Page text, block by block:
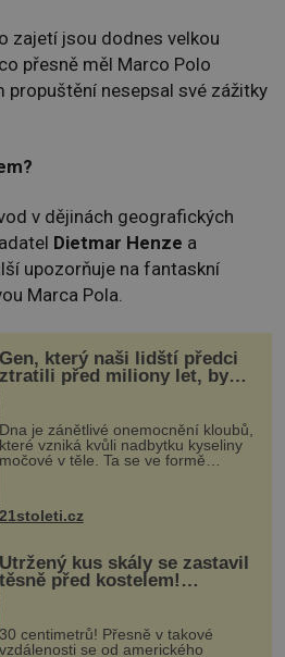
zajetí jsou dodnes velkou
přesně měl Marco Polo
propuštění nesepsal své zážitky
v dějinách geografických
Dietmar Henze a
upozorňuje na fantaskní
Marca Pola.
který naši lidští předci
před miliony let, by
pomoci s léčbou
králů“
je zánětlivé onemocnění kloubů,
vzniká kvůli nadbytku kyseliny
močové v těle. Ta se ve formě
a způsobuje bole...
Utržený kus skály se zastavil
těsně před kostelem!
ho boží síla?
centimetrů! Přesně v takové
vzdálenosti se od amerického